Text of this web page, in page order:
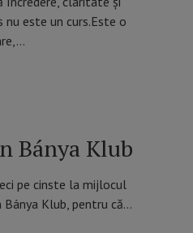
este un curs.Este o
Bánya Klub
pe cinste la mijlocul
Klub, pentru că…